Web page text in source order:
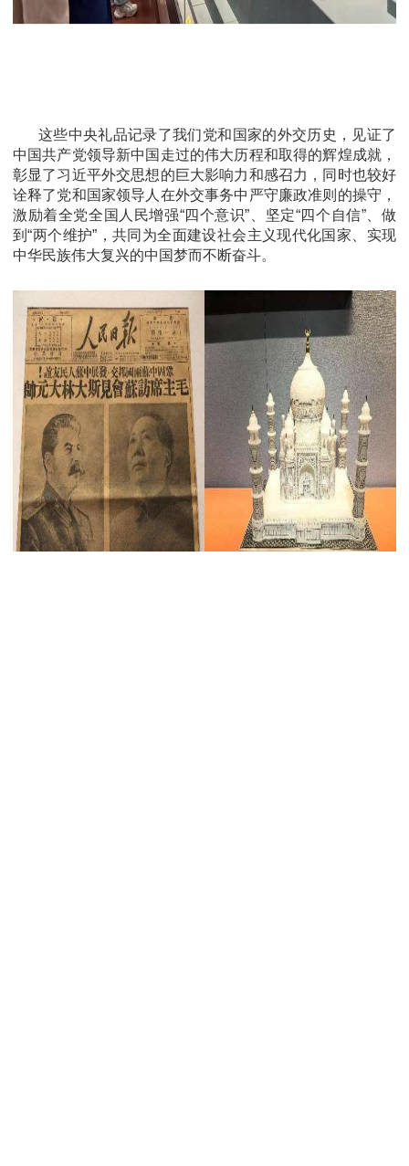
这些中央礼品记录了我们党和国家的外交历史，见证了
中国共产党领导新中国走过的伟大历程和取得的辉煌成就，
彰显了习近平外交思想的巨大影响力和感召力，同时也较好
诠释了党和国家领导人在外交事务中严守廉政准则的操守，
激励着全党全国人民增强“四个意识”、坚定“四个自信”、做
到“两个维护”，共同为全面建设社会主义现代化国家、实现
中华民族伟大复兴的中国梦而不断奋斗。